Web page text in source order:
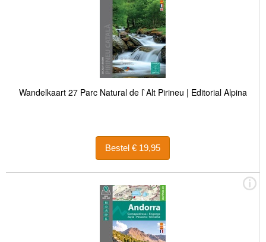
Wandelkaart 27 Parc Natural de l`Alt Pirineu | Editorial Alpina
Bestel € 19,95